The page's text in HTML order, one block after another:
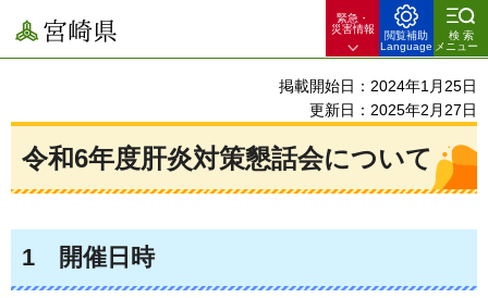
宮崎県
緊急・
災害情報
閲覧補助
Language
検索
メニュー
掲載開始日：2024年1月25日
更新日：2025年2月27日
令和6年度肝炎対策懇話会について
1 開催日時